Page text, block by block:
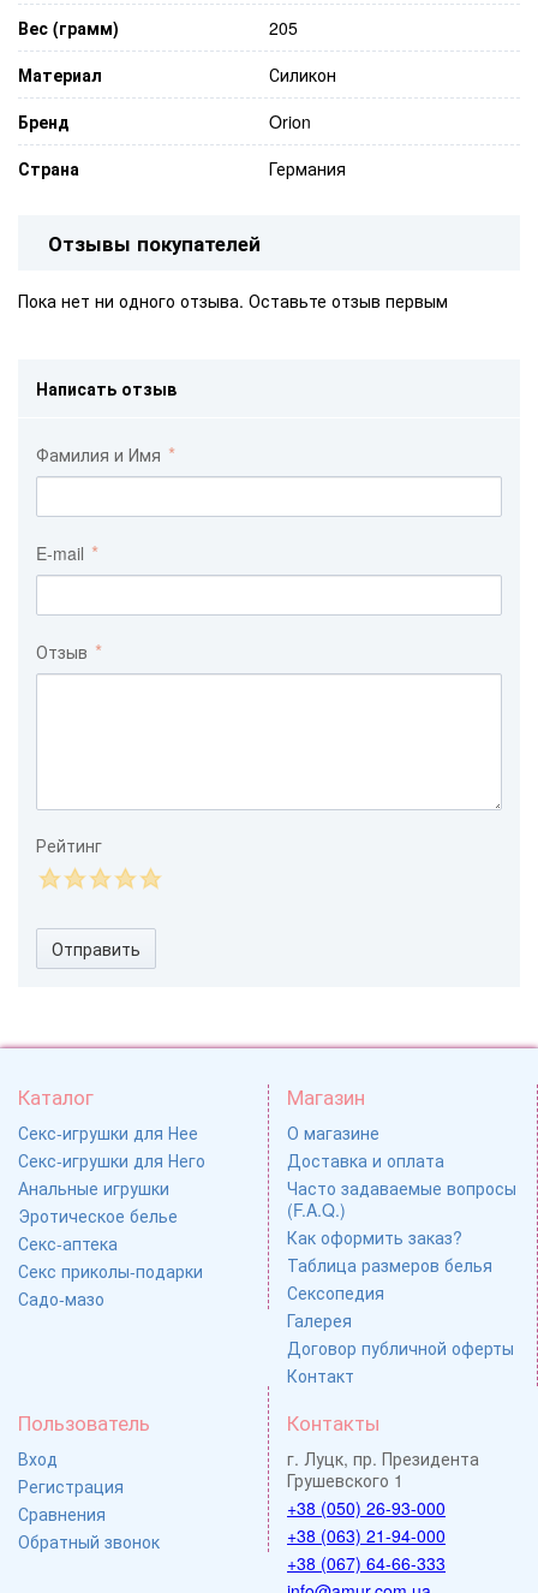
Вес (грамм)
205
Материал
Силикон
Бренд
Orion
Страна
Германия
Отзывы покупателей
Пока нет ни одного отзыва. Оставьте отзыв первым
Написать отзыв
Фамилия и Имя
E-mail
Отзыв
Рейтинг
Отправить
Каталог
Секс-игрушки для Нее
Секс-игрушки для Него
Анальные игрушки
Эротическое белье
Секс-аптека
Секс приколы-подарки
Садо-мазо
Магазин
О магазине
Доставка и оплата
Часто задаваемые вопросы
(F.A.Q.)
Как оформить заказ?
Таблица размеров белья
Сексопедия
Галерея
Договор публичной оферты
Контакт
Пользователь
Вход
Регистрация
Сравнения
Обратный звонок
Контакты
г. Луцк, пр. Президента
Грушевского 1
+38 (050) 26-93-000
+38 (063) 21-94-000
+38 (067) 64-66-333